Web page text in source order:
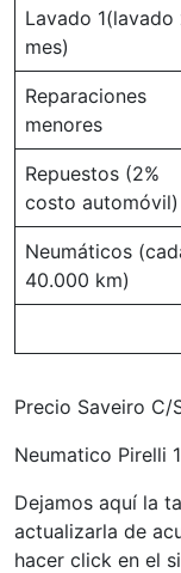
Lavado 1(lavado
mes)
Reparaciones
menores
Repuestos (2%
costo automóvil)
Neumáticos
40.000 km)
Precio Saveiro C/
Neumatico Pirelli
Dejamos aquí la
actualizarla de
hacer click en el